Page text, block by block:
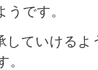
です。
していけるよ
。